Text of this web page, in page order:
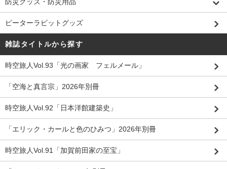
ピーターラビットグッズ
雑誌タイトルから探す
時空旅人Vol.93「光の画家 フェルメール」
「空海と真言宗」2026年別冊
時空旅人Vol.92「日本洋館建築史」
「エリック・カールと色のひみつ」2026年別冊
時空旅人Vol.91「加賀前田家の至宝」